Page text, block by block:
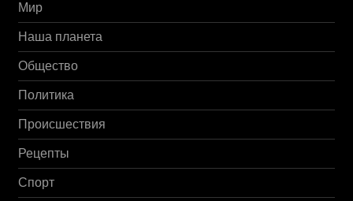
Мир
Наша планета
Общество
Политика
Происшествия
Рецепты
Спорт